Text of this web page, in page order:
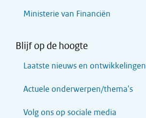
Ministerie van Financiën
Blijf op de hoogte
Laatste nieuws en ontwikkelingen
Actuele onderwerpen/thema's
Volg ons op sociale media